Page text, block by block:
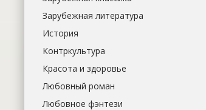
Зарубежная литература
История
Контркультура
Красота и здоровье
Любовный роман
Любовное фэнтези